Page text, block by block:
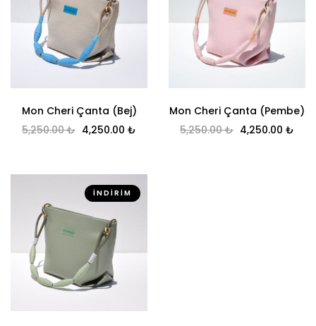
Mon Cheri Çanta (Bej)
5,250.00₺ Orijinal fiyat: 5,250.00 ₺.
4,250.00 ₺ Şu andaki fiyat: 4,250.00 ₺.
Mon Cheri Çanta (Pembe)
5,250.00₺ Orijinal fiyat:
4,250.00 ₺
İNDIRIM